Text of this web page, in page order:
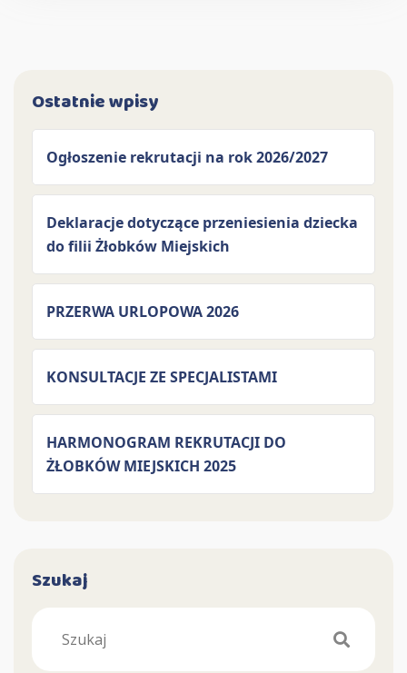
Ostatnie wpisy
Ogłoszenie rekrutacji na rok 2026/2027
Deklaracje dotyczące przeniesienia dziecka
do filii Żłobków Miejskich
PRZERWA URLOPOWA 2026
KONSULTACJE ZE SPECJALISTAMI
HARMONOGRAM REKRUTACJI DO
ŻŁOBKÓW MIEJSKICH 2025
Szukaj